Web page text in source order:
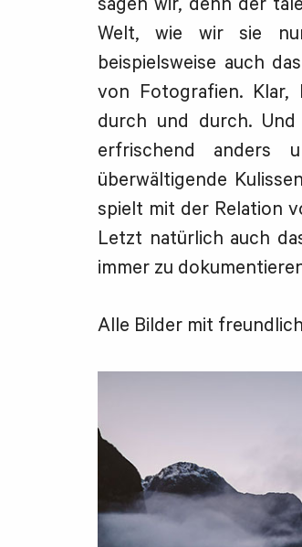
sagen wir, denn der
Welt, wie wir sie
beispielsweise auch
von Fotografien. Klar,
durch und durch.
erfrischend anders
überwältigende
spielt mit der Relation
Letzt natürlich auch
immer zu
Alle Bilder mit